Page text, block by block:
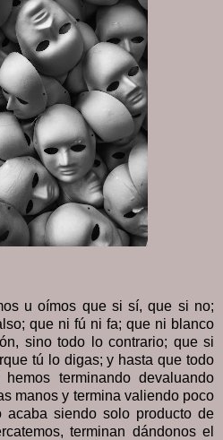
u oímos que si sí, que si no;
que ni fú ni fa; que ni blanco
sino todo lo contrario; que si
tú lo digas; y hasta que todo
terminando devaluando
manos y termina valiendo poco
siendo solo producto de
terminan dándonos el